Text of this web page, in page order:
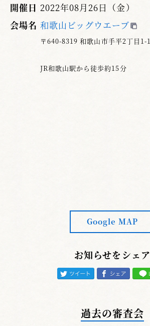
開催日 2022年08月26日（金）
会場名 和歌山ビッグウエーブ
〒640-8319 和歌山市手平2丁目1-1
JR和歌山駅から徒歩約15分
Google MAP
お知らせをシェア
過去の審査会